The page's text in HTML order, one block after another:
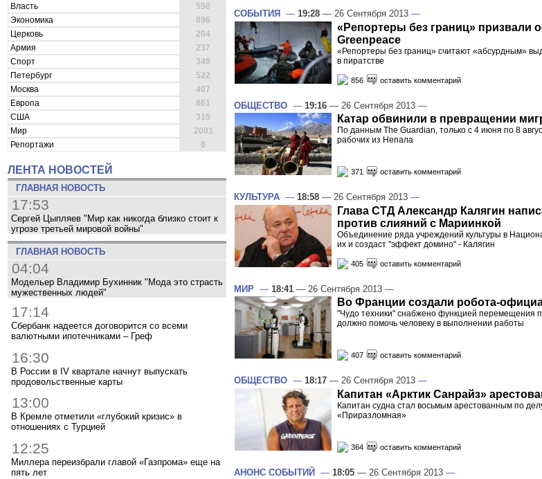
Власть
550
Экономика
896
Церковь
204
Армия
237
Спорт
349
Петербург
522
Москва
407
Европа
861
США
315
Мир
2001
Репортажи
0
ЛЕНТА НОВОСТЕЙ
ГЛАВНАЯ НОВОСТЬ
17:53
Сергей Цыпляев "Мир как никогда близко стоит к
угрозе третьей мировой войны"
ГЛАВНАЯ НОВОСТЬ
04:04
Модельер Владимир Бухинник "Мода это страсть
мужественных людей"
17:14
Сбербанк надеется договорится со всеми
валютными ипотечниками – Греф
16:30
В России в IV квартале начнут выпускать
продовольственные карты
13:00
В Кремле отметили «глубокий кризис» в
отношениях с Турцией
12:25
Миллера переизбрали главой «Газпрома» еще на
пять лет
СОБЫТИЯ — 19:28 — 26 Сентября 2013 —
«Репортеры без границ» призвали
Greenpeace
«Репортеры без границ» считают «абсурдным»
в пиратстве
856 оставить комментарий
ОБЩЕСТВО — 19:16 — 26 Сентября 2013 —
Катар обвинили в превращении
По данным The Guardian, только с 4 июня по 8
рабочих из Непала
371 оставить комментарий
КУЛЬТУРА — 18:58 — 26 Сентября 2013 —
Глава СТД Александр Калягин
против слияний с Мариинкой
Объединение ряда учреждений культуры в
их и создаст "эффект домино" - Калягин
405 оставить комментарий
МИР — 18:41 — 26 Сентября 2013 —
Во Франции создали робота-
"Чудо техники" снабжено функцией перемещения
должно помочь человеку в выполнении работы
407 оставить комментарий
ОБЩЕСТВО — 18:17 — 26 Сентября 2013 —
Капитан «Арктик Санрайз»
Капитан судна стал восьмым арестованным по
«Приразломная»
364 оставить комментарий
АНОНС СОБЫТИЙ — 18:05 — 26 Сентября 2013 —